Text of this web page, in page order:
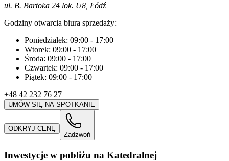
ul. B. Bartoka 24 lok. U8, Łódź
Godziny otwarcia biura sprzedaży:
Poniedziałek: 09:00 - 17:00
Wtorek: 09:00 - 17:00
Środa: 09:00 - 17:00
Czwartek: 09:00 - 17:00
Piątek: 09:00 - 17:00
+48 42 232 76 27
UMÓW SIĘ NA SPOTKANIE
ODKRYJ CENĘ
Zadzwoń
Inwestycje w pobliżu na Katedralnej